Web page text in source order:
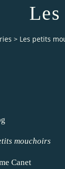
> Les petits
mouchoirs
Canet